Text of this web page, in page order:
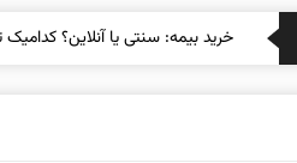
خرید ب